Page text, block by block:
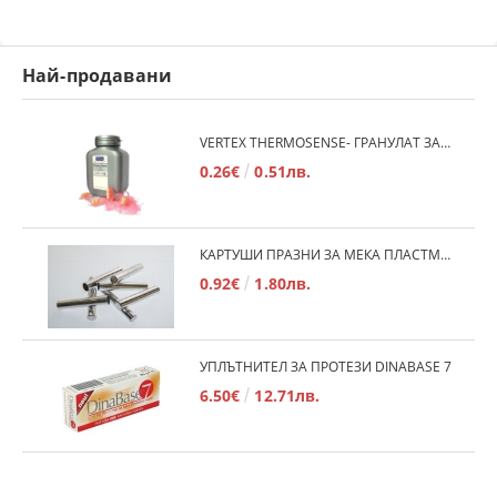
Най-продавани
VERTEX THERMOSENSE- ГРАНУЛАТ ЗА МЕКИ ПРОТЕЗИ
0.26€ 0.51лв.
КАРТУШИ ПРАЗНИ ЗА МЕКА ПЛАСТМАСА
0.92€ 1.80лв.
УПЛЪТНИТЕЛ ЗА ПРОТЕЗИ DINABASE 7
6.50€ 12.71лв.